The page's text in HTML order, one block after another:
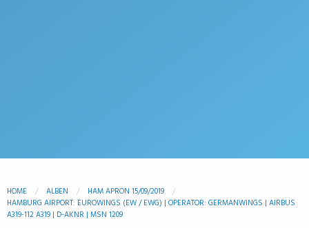
HOME ALBEN
HAM APRON 15/09/2019
HAMBURG AIRPORT: EUROWINGS (EW / EWG) | OPERATOR: GERMANWINGS | AIRBUS
A319-112 A319 | D-AKNR | MSN 1209